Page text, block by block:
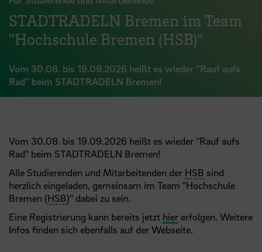
STADTRADELN Bremen im Team
"Hochschule Bremen (HSB)"
Vom 30.08. bis 19.09.2026 heißt es wieder "Rauf aufs
Rad" beim STADTRADELN Bremen!
Vom 30.08. bis 19.09.2026 heißt es wieder "Rauf aufs
Rad" beim STADTRADELN Bremen!
Alle Studierenden und Mitarbeitenden der HSB sind
herzlich eingeladen, gemeinsam im Team "Hochschule
Bremen (HSB)" dabei zu sein.
Eine Registrierung kann bereits jetzt hier erfolgen. Weitere
Infos finden sich ebenfalls auf der Webseite.